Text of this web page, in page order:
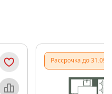
Рассрочка до